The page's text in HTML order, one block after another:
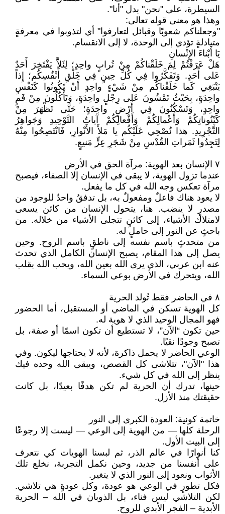
السيطرة، على "نحن" بدل "أنا".
وهذا هو معنى قوله تعالى:
"وجعلناكم شعوبًا وقبائل لتعارفوا" أي لتذوبوا في معرفةٍ
متبادلةٍ تؤدي إلى الوحدة، لا إلى الانقسام.
يَا أَبْناءَ الإِنْسانِ
هَلْ عَرَفْتُمْ لِمَ خَلَقْناكُمْ مِنْ تُرابٍ واحِدٍ؛ لِئَلاَّ يَفْتَخِرَ أَحَدٌ
عَلى أَحَدٍ. وَتَفَكَّرُوا فِي كُلِّ حِينٍ فِي خَلْقِ أَنْفُسِكُم؛ إِذاً
يَنْبَغِي كَما خَلَقْناكُم مِنْ شَيْءٍ واحِدٍ أَنْ تَكُونُوا كَنَفْسٍ
واحِدَةٍ، بِحَيْثُ تَمْشُونَ عَلى رِجْلٍ واحِدَةٍ، وَتَأْكُلُونَ مِنْ فَمٍ
واحِدٍ، وَتَسْكُنُونَ فِي أَرْضٍ واحِدَةٍ؛ حَتَّى تَظْهَرَ مِنْ
كَيْنُوناتِكُمْ وَأَعْمالِكُمْ وَأَفْعالِكُمْ آياتُ التَّوْحِيدِ وَجَواهِرُ
التَّجْرِيدِ. هذا نُصْحِي عَلَيْكُم يا مَلأَ الأَنْوارِ، فَانْتَصِحُوا مِنْهُ
لِتَجِدُوا ثَمَراتِ القُدْسِ مِنْ شَجَرِ عِزٍّ مَنيعٍ.
٧ الإنسان بعد الهوية: مرآة الحق في الأرض
عندما تزول الهوية، لا يبقى في الإنسان إلا الصفاء، فيصبح
مرآة تعكس وجه الله في كل ما يفعل.
لا يعود هناك فاعلٌ ومفعولٌ به، بل تدفقٌ واحدٌ للوجود من
مصدرٍ لا ينضب. هنا، يتحول الإنسان من كائن يسعى
لامتلاك الأشياء، إلى كائنٍ تتجلى الأشياء من خلاله. من
باحثٍ عن النور إلى حاملٍ له.
من متحدثٍ باسم نفسه إلى ناطقٍ باسم الروح. وحين
يصل إلى هذا المقام، يصبح الإنسان الكامل الذي تحدث
عنه ابن عربي، الذي يرى الله بعين الله، ويحب الله بقلب
الله، ويتحرك في الأرض بوعي السماء.
٨ في الحاضر فقط تُولد الحرية
كل الهوية تسكن في الماضي أو المستقبل، أما الحضور
فهو المجال الوحيد الذي لا هوية له.
حين تكون “الآن”، لا تستطيع أن تكون اسمًا أو صفة، بل
تصبح وجودًا نقيًا.
الوعي الحاضر لا يحمل ذاكرة، لأنه لا يحتاجها ليكون. وفي
هذا "الآن"، تتلاشى كل القصص، ويبقى الله وحده فيك
ينظر إلى الله في كل شيء.
حينها، تدرك أن الحرية لم تكن هدفًا بعيدًا، بل كانت
حقيقتك منذ الأزل.
خاتمة كونية: العودة الكبرى إلى النور
الرحلة كلها — من الهوية إلى الوعي — ليست إلا رجوعًا
إلى البيت الأول.
كنا أنوارًا في عالم الذر، ثم لبسنا الهويات كي نتعرف
على أنفسنا من جديد، وحين نكمل التجربة، نخلع تلك
الأثواب ونعود إلى النور الذي لا يتغير.
فكل تطورٍ في الوعي هو عودة، وكل عودةٍ هي تلاشي.
لكن التلاشي ليس فناء، بل الذوبان في الله – الحرية
الأبدية – الفجر الأبدي للروح.